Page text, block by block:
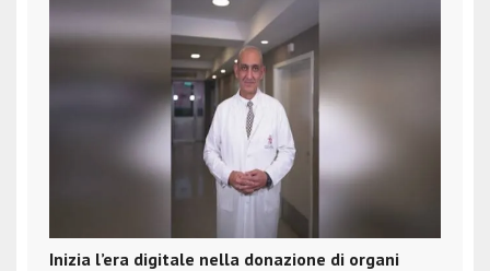
Inizia l’era digitale nella donazione di organi